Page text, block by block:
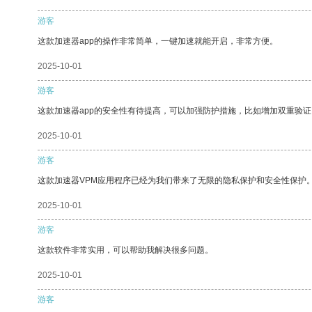
游客
这款加速器app的操作非常简单，一键加速就能开启，非常方便。
2025-10-01
游客
这款加速器app的安全性有待提高，可以加强防护措施，比如增加双重验
2025-10-01
游客
这款加速器VPM应用程序已经为我们带来了无限的隐私保护和安全性保护
2025-10-01
游客
这款软件非常实用，可以帮助我解决很多问题。
2025-10-01
游客